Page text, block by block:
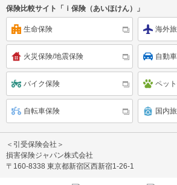
保険比較サイト「ｉ保険（あいほけん）」
生命保険 海外
火災保険/地震保険 自動
バイク保険 ペッ
自転車保険 国内
＜引受保険会社＞
損害保険ジャパン株式会社
〒160-8338 東京都新宿区西新宿1-26-1